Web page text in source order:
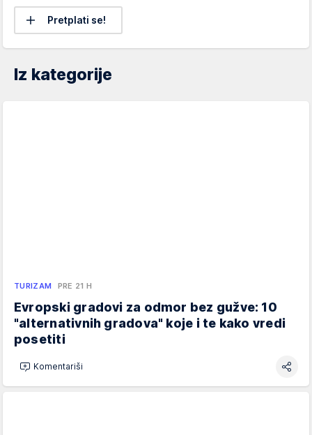
Pretplati se!
Iz kategorije
TURIZAM PRE 21 H
Evropski gradovi za odmor bez gužve: 10
"alternativnih gradova" koje i te kako vredi
posetiti
Komentariši